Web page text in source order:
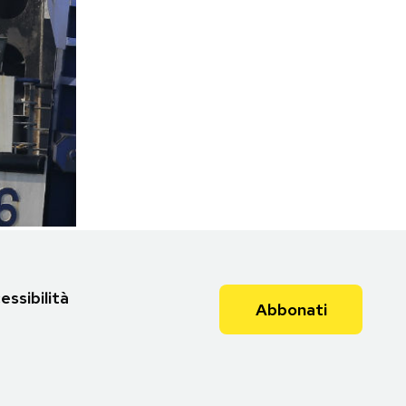
Abbonati